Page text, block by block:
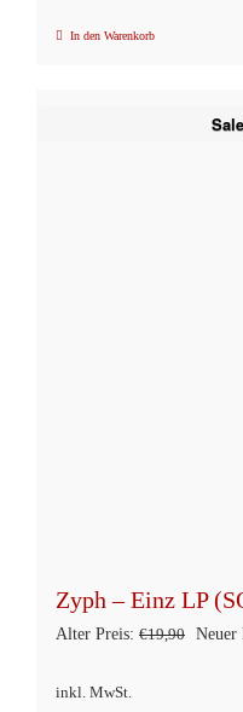
In den Warenkorb
Zyph – Einz LP
Alter Preis: €19,90 Neuer
inkl. MwSt.